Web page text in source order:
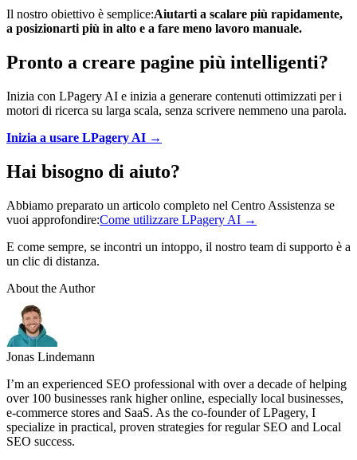
Il nostro obiettivo è semplice:Aiutarti a scalare più rapidamente,
a posizionarti più in alto e a fare meno lavoro manuale.
Pronto a creare pagine più intelligenti?
Inizia con LPagery AI e inizia a generare contenuti ottimizzati per i
motori di ricerca su larga scala, senza scrivere nemmeno una parola.
Inizia a usare LPagery AI →
Hai bisogno di aiuto?
Abbiamo preparato un articolo completo nel Centro Assistenza se
vuoi approfondire:Come utilizzare LPagery AI →
E come sempre, se incontri un intoppo, il nostro team di supporto è a
un clic di distanza.
About the Author
Jonas Lindemann
I’m an experienced SEO professional with over a decade of helping
over 100 businesses rank higher online, especially local businesses,
e-commerce stores and SaaS. As the co-founder of LPagery, I
specialize in practical, proven strategies for regular SEO and Local
SEO success.